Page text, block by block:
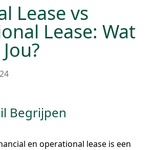
Lease vs
Lease: Wat
Begrijpen
en operational lease is een